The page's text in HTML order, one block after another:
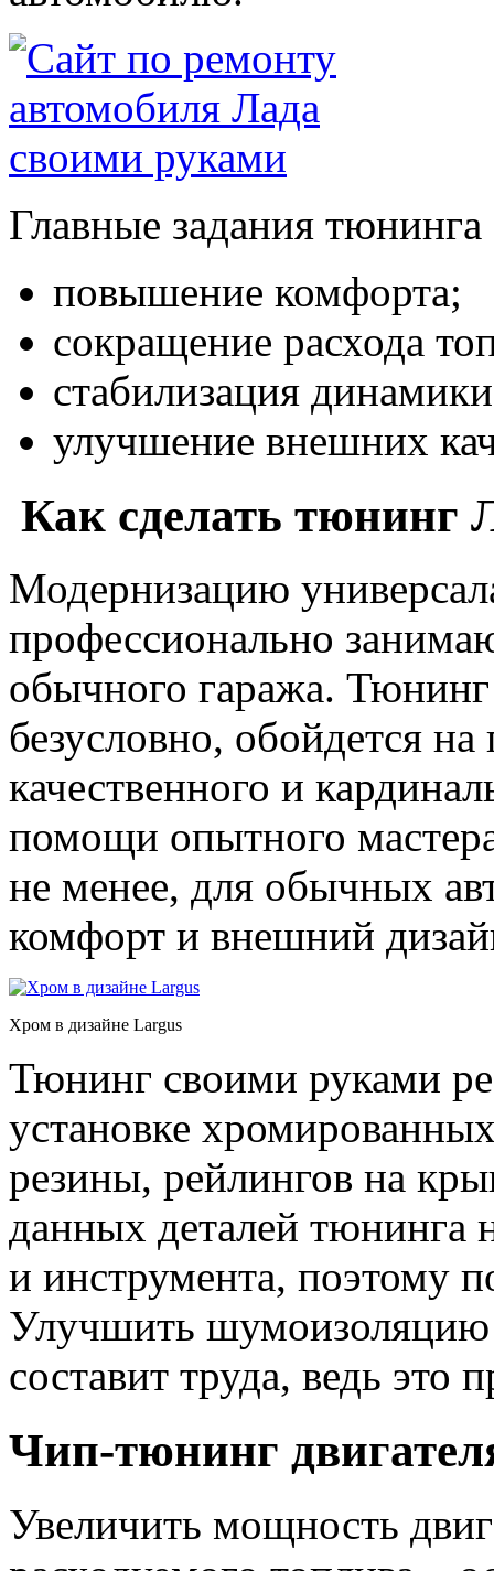
Главные задания
повышение комфорта;
сокращение расхода
стабилизация
улучшение внешних
Как сделать тюнинг
Модернизацию
профессионально
обычного гаража.
безусловно, обойдется
качественного и
помощи опытного
не менее, для обычных
комфорт и внешний
Хром в дизайне Largus
Тюнинг своими руками
установке
резины, рейлингов на
данных деталей тюнинга
и инструмента, поэтому
Улучшить шумоизоляцию
составит труда, ведь это
Чип-тюнинг
Увеличить мощность